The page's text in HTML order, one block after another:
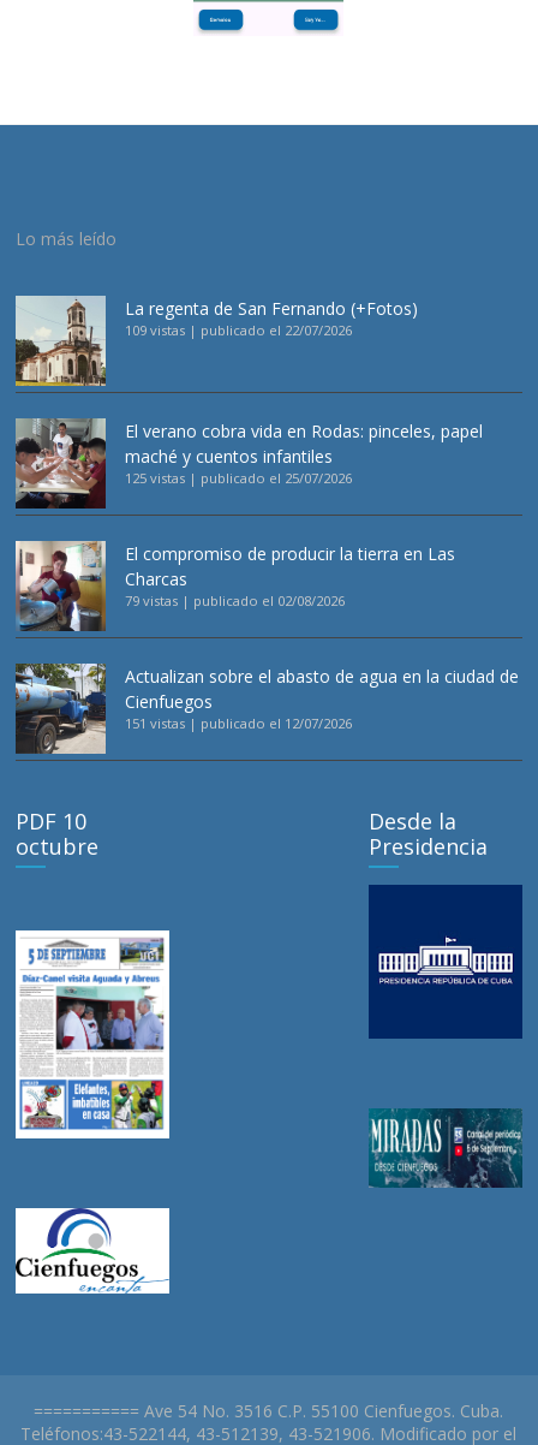
Lo más leído
La regenta de San Fernando (+Fotos)
109 vistas | publicado el 22/07/2026
El verano cobra vida en Rodas: pinceles, papel
maché y cuentos infantiles
125 vistas | publicado el 25/07/2026
El compromiso de producir la tierra en Las
Charcas
79 vistas | publicado el 02/08/2026
Actualizan sobre el abasto de agua en la ciudad de
Cienfuegos
151 vistas | publicado el 12/07/2026
PDF 10
octubre
Desde la
Presidencia
=========== Ave 54 No. 3516 C.P. 55100 Cienfuegos. Cuba.
Teléfonos:43-522144, 43-512139, 43-521906. Modificado por el